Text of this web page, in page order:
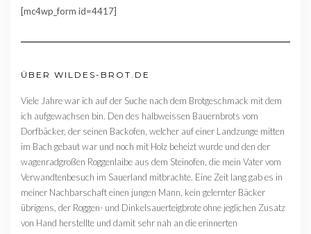
[mc4wp_form id=4417]
ÜBER WILDES-BROT.DE
Viele Jahre war ich auf der Suche nach dem Brotgeschmack mit dem
ich aufgewachsen bin. Den des halbweissen Bauernbrots vom
Dorfbäcker, der seinen Backofen, welcher auf einer Landzunge mitten
im Bach gebaut war und noch mit Holz beheizt wurde und den der
wagenradgroßen Roggenlaibe aus dem Steinofen, die mein Vater vom
Verwandtenbesuch im Sauerland mitbrachte. Eine Zeit lang gab es in
meiner Nachbarschaft einen jungen Mann, kein gelernter Bäcker
übrigens, der Roggen- und Dinkelsauerteigbrote ohne jeglichen Zusatz
von Hand herstellte und damit sehr nah an die erinnerten